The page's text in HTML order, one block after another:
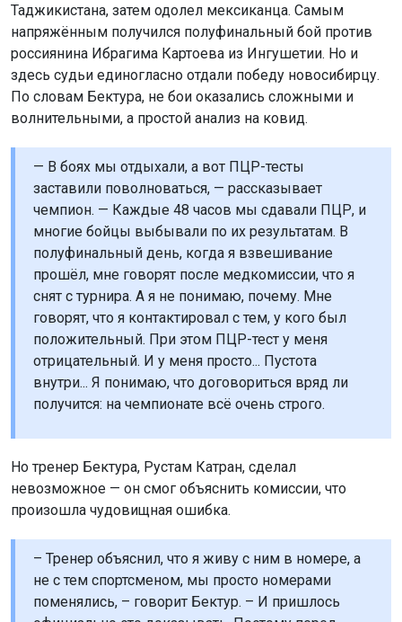
Таджикистана, затем одолел мексиканца. Самым
напряжённым получился полуфинальный бой против
россиянина Ибрагима Картоева из Ингушетии. Но и
здесь судьи единогласно отдали победу новосибирцу.
По словам Бектура, не бои оказались сложными и
волнительными, а простой анализ на ковид.
— В боях мы отдыхали, а вот ПЦР-тесты
заставили поволноваться, — рассказывает
чемпион. — Каждые 48 часов мы сдавали ПЦР, и
многие бойцы выбывали по их результатам. В
полуфинальный день, когда я взвешивание
прошёл, мне говорят после медкомиссии, что я
снят с турнира. А я не понимаю, почему. Мне
говорят, что я контактировал с тем, у кого был
положительный. При этом ПЦР-тест у меня
отрицательный. И у меня просто... Пустота
внутри... Я понимаю, что договориться вряд ли
получится: на чемпионате всё очень строго.
Но тренер Бектура, Рустам Катран, сделал
невозможное — он смог объяснить комиссии, что
произошла чудовищная ошибка.
– Тренер объяснил, что я живу с ним в номере, а
не с тем спортсменом, мы просто номерами
поменялись, – говорит Бектур. – И пришлось